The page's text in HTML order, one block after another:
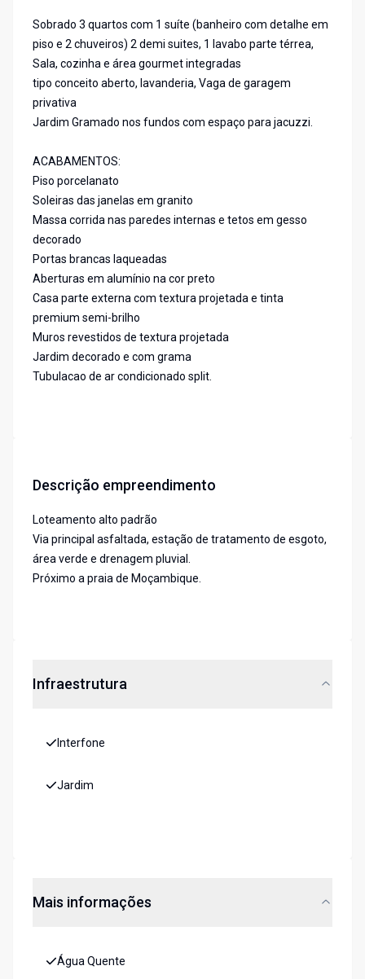
Sobrado 3 quartos com 1 suíte (banheiro com detalhe em
piso e 2 chuveiros) 2 demi suites, 1 lavabo parte térrea,
Sala, cozinha e área gourmet integradas
tipo conceito aberto, lavanderia, Vaga de garagem
privativa
Jardim Gramado nos fundos com espaço para jacuzzi.
ACABAMENTOS:
Piso porcelanato
Soleiras das janelas em granito
Massa corrida nas paredes internas e tetos em gesso
decorado
Portas brancas laqueadas
Aberturas em alumínio na cor preto
Casa parte externa com textura projetada e tinta
premium semi-brilho
Muros revestidos de textura projetada
Jardim decorado e com grama
Tubulacao de ar condicionado split.
Descrição empreendimento
Loteamento alto padrão
Via principal asfaltada, estação de tratamento de esgoto,
área verde e drenagem pluvial.
Próximo a praia de Moçambique.
Infraestrutura
Interfone
Jardim
Mais informações
Água Quente